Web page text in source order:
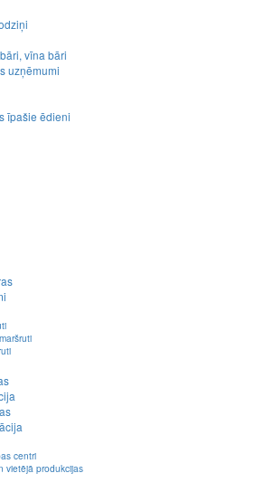
vīna bāri
uzņēmumi
īpašie ēdieni
centri
vietējā produkcijas